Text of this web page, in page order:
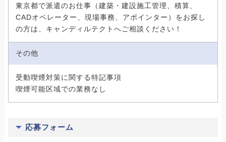
東京都で派遣のお仕事（建築・建設施工管理、積算、
CADオペレーター、現場事務、アポインター）をお探し
の方は、キャンディルテクトへご相談ください！
その他
受動喫煙対策に関する特記事項
喫煙可能区域での業務なし
応募フォーム